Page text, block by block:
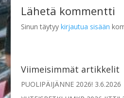
Lähetä kommentti
Sinun täytyy kirjautua sisään
Viimeisimmät artikkelit
PUOLIPÄIJÄNNE 2026! 3.6.2026